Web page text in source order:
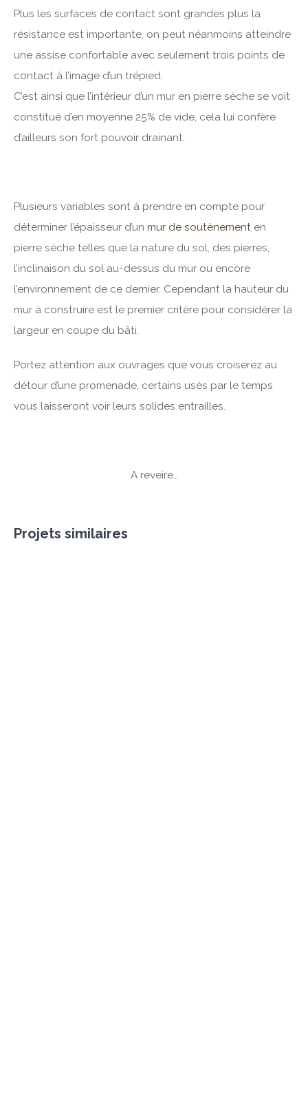
Plus les surfaces de contact sont grandes plus la
résistance est importante, on peut néanmoins atteindre
une assise confortable avec seulement trois points de
contact à l’image d’un trépied.
C’est ainsi que l’intérieur d’un mur en pierre sèche se voit
constitué d’en moyenne 25% de vide, cela lui confère
d’ailleurs son fort pouvoir drainant.
Plusieurs variables sont à prendre en compte pour
déterminer l’épaisseur d’un mur de soutènement en
pierre sèche telles que la nature du sol, des pierres,
l’inclinaison du sol au-dessus du mur ou encore
l’environnement de ce dernier. Cependant la hauteur du
mur à construire est le premier critère pour considérer la
largeur en coupe du bâti.
Portez attention aux ouvrages que vous croiserez au
détour d’une promenade, certains usés par le temps
vous laisseront voir leurs solides entrailles.
A reveire…
Projets similaires